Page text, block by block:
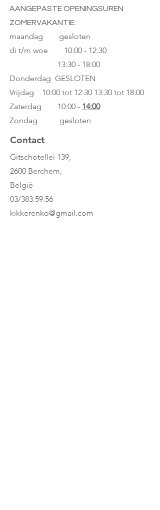
onbegeleid zelf spelen.
AANGEPASTE OPENINGSUREN
ZOMERVAKANTIE:
maandag gesloten
di t/m woe 10:00 - 12:30
13:30 - 18:00
Donderdag GESLOTEN
Vrijdag 10:00 tot 12:30 13:30 tot 18:00
Zaterdag 10:00 - 14:00
Zondag gesloten
Contact
Gitschotellei 139,
2600 Berchem,
België
03/383.59.56
kikkerenko@gmail.com